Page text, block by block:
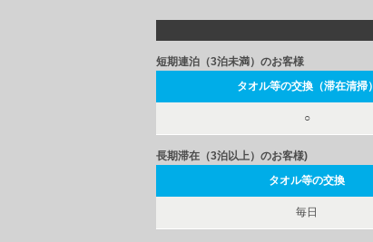
短期連泊（3泊未満）のお客様
タオル等の交換（滞在清掃）
○
長期滞在（3泊以上）のお客様)
タオル等の交換
毎日